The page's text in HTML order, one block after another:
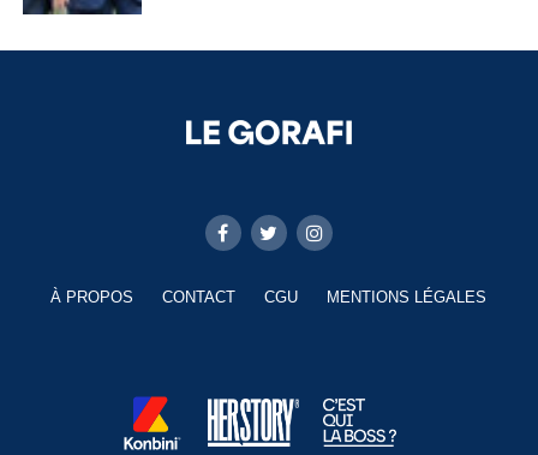
À PROPOS CONTACT CGU MENTIONS LÉGALES